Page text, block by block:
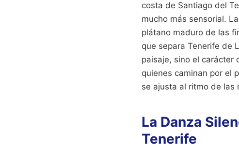
costa de Santiago del
mucho más sensorial.
plátano maduro de las
que separa Tenerife de
paisaje, sino el carácter
quienes caminan por el
se ajusta al ritmo de las
La Danza
Tenerife